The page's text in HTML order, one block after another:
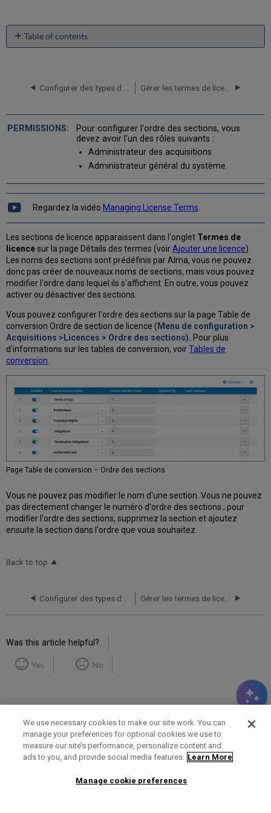
Table of contents
No
Pour configurer l'ordre des sections, vous
devez avoir l'un des rôles suivants :
Administrateur des acquisitions
Administrateur général du système
Regardez la vidéo Managing License Terms.
Les sections de licence apparaissent dans l'onglet Termes de
licencesur la page Détails des termes (voirAjouter une licence).
Les noms des sections sont prédéfinis par Alma, vous ne pouvez
donc pas créer de nouveaux noms de sections, mais vous pouvez
modifier l'ordre dans lequel ils s'affichent. En outre, vous pouvez
activer ou désactiver des sections.
Vous pouvez configurer l'ordre des sections sur la page Table de
conversion Ordre de section de licence ( Menu de configuration >
Acquisitions >Licences > Ordre des sections). Pour plus
d'informations sur les tables de conversion, voirTables de
conversion
Page Table de conversion – Ordre des sections
Vous ne pouvez pas modifier le nom d'une section. Vous ne pouvez
pas directement changer le numéro d'ordre des sections ; pour
modifier l'ordre des sections, supprimez la section et ajoutez
ensuite la section dans l'ordre que vous souhaitez.
Back to top
Was this article helpful?
Yes No
Term of Use Privacy Policy Contact Us
We use necessary cookies to make our site work. You can
manage your preferences for optional cookies we use to
measure our site’s performance, personalize content and
ads to you, and provide social media features. Learn More
Manage cookie preferences